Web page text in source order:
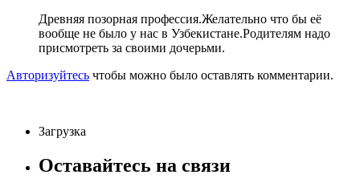
Древняя позорная профессия.Желательно что бы её
вообще не было у нас в Узбекистане.Родителям надо
присмотреть за своими дочерьми.
Авторизуйтесь чтобы можно было оставлять комментарии.
Загрузка
Оставайтесь на связи